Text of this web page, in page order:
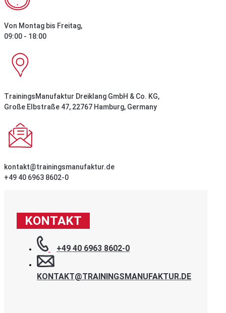
Von Montag bis Freitag,
09:00 - 18:00
TrainingsManufaktur Dreiklang GmbH & Co. KG,
Große Elbstraße 47, 22767 Hamburg, Germany
kontakt@trainingsmanufaktur.de
+49 40 6963 8602-0
KONTAKT
+49 40 6963 8602-0
KONTAKT@TRAININGSMANUFAKTUR.DE